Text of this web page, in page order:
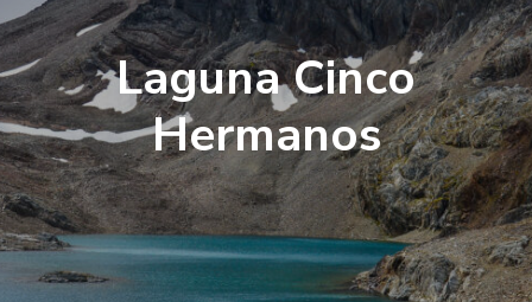
Laguna Cinco
Hermanos